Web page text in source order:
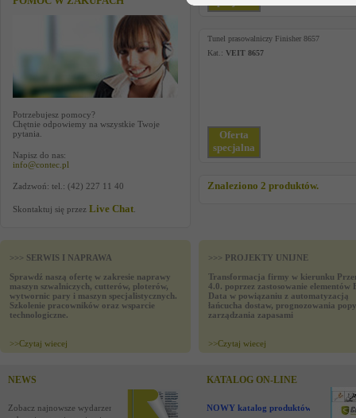
Potrzebujesz pomocy?
Chętnie odpowiemy na wszystkie Twoje
pytania.
Napisz do nas:
info@contec.pl
Zadzwoń: tel.: (42) 227 11 40
Skontaktuj się przez Live Chat
Tunel prasowalniczy Finisher 8657
Kat.: VEIT 8657
Oferta
specjalna
Znaleziono 2 produktów.
>>> SERWIS I NAPRAWA
Sprawdź naszą ofertę w zakresie naprawy
maszyn szwalniczych, cutterów, ploterów,
wytwornic pary i maszyn specjalistycznych.
Szkolenie pracowników oraz wsparcie
technologiczne.
>>Czytaj wiecej
>>> PROJEKTY UNIJNE
Transformacja firmy w kierunku
4.0. poprzez zastosowanie elementów
Data w powiązaniu z automatyzacją
łańcucha dostaw, prognozowania
zarządzania zapasami
>>Czytaj wiecej
NEWS
Zobacz najnowsze wydarzenia
KATALOG ON-LINE
NOWY katalog produktów !